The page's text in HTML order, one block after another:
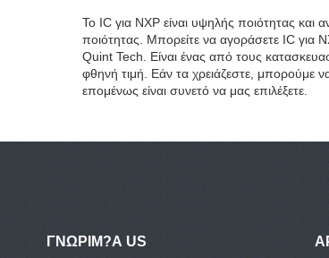
Το IC για NXP είναι υψηλής ποιότητας και
ποιότητας. Μπορείτε να αγοράσετε IC για
Quint Tech. Είναι ένας από τους
φθηνή τιμή. Εάν τα χρειάζεστε, μπορούμε
επομένως είναι συνετό να μας επιλέξετε.
ΓΝΩΡΙΜ?Α US